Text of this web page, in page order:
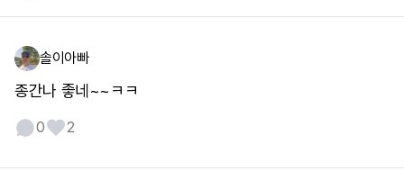
솔이아빠
종간나 좋네~~ㅋㅋ
0 2